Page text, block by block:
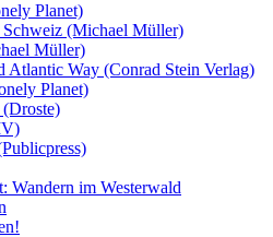
Planet)
Schweiz (Michael Müller)
Müller)
Atlantic Way (Conrad Stein Verlag)
Planet)
Wandern im Westerwald